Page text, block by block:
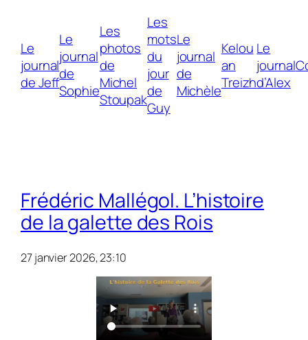
Le
journal
de Jeff
Le
journal
de
Sophie
Les
photos
de
Michel
Stoupak
Les
mots
du
jour
de
Guy
Le
journal
de
Michèle
Kelou
an
Treizh
Le
journal
d’Alex
Frédéric Mallégol. L’histoire
de la galette des Rois
27 janvier 2026, 23:10